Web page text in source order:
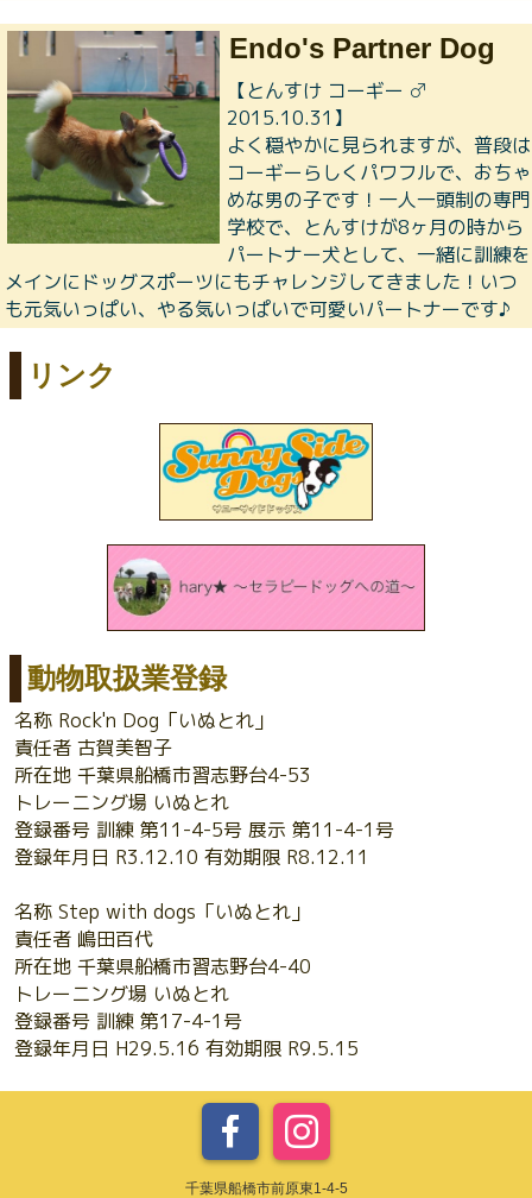
Endo's Partner Dog
【とんすけ コーギー ♂
2015.10.31】
よく穏やかに見られますが、普段は
コーギーらしくパワフルで、おちゃ
めな男の子です！一人一頭制の専門
学校で、とんすけが8ヶ月の時から
パートナー犬として、一緒に訓練を
メインにドッグスポーツにもチャレンジしてきました！いつ
も元気いっぱい、やる気いっぱいで可愛いパートナーです♪
リンク
動物取扱業登録
名称 Rock'n Dog「いぬとれ」
責任者 古賀美智子
所在地 千葉県船橋市習志野台4-53
トレーニング場 いぬとれ
登録番号 訓練 第11-4-5号 展示 第11-4-1号
登録年月日 R3.12.10 有効期限 R8.12.11
名称 Step with dogs「いぬとれ」
責任者 嶋田百代
所在地 千葉県船橋市習志野台4-40
トレーニング場 いぬとれ
登録番号 訓練 第17-4-1号
登録年月日 H29.5.16 有効期限 R9.5.15
千葉県船橋市前原東1-4-5